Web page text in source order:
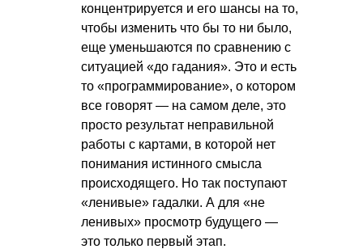
концентрируется и его шансы на то,
чтобы изменить что бы то ни было,
еще уменьшаются по сравнению с
ситуацией «до гадания». Это и есть
то «программирование», о котором
все говорят — на самом деле, это
просто результат неправильной
работы с картами, в которой нет
понимания истинного смысла
происходящего. Но так поступают
«ленивые» гадалки. А для «не
ленивых» просмотр будущего —
это только первый этап.